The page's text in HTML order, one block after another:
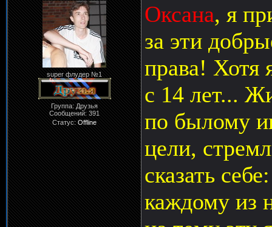
super флудер №1
Группа: Друзья
Сообщений:391
Статус:Offline
Оксана, я
за эти
права! Хотя
с 14 лет...
по былому
цели,
сказать
каждому из